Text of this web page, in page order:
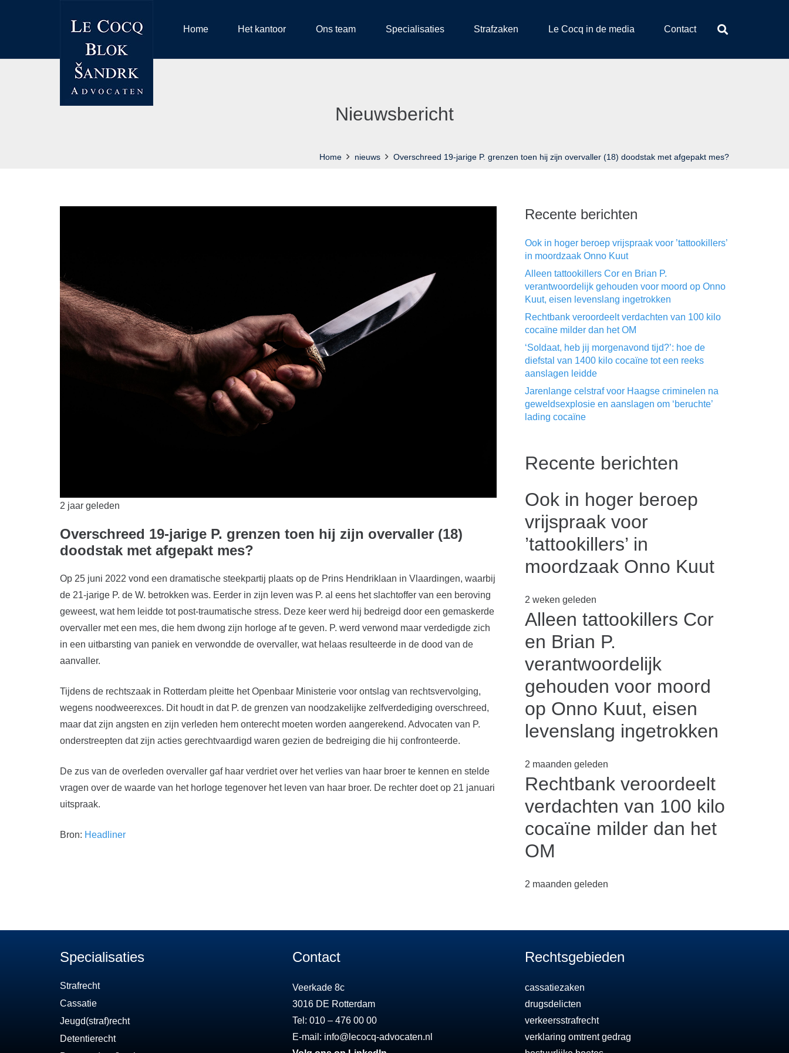
Home Het kantoor Ons team Specialisaties Strafzaken Le Cocq in de media Contact
Nieuwsbericht
Home nieuws Overschreed 19-jarige P. grenzen toen hij zijn overvaller (18) doodstak met afgepakt mes?
2 jaar geleden
Overschreed 19-jarige P. grenzen toen hij zijn overvaller (18)
doodstak met afgepakt mes?
Op 25 juni 2022 vond een dramatische steekpartij plaats op de Prins Hendriklaan in Vlaardingen, waarbij
de 21-jarige P. de W. betrokken was. Eerder in zijn leven was P. al eens het slachtoffer van een beroving
geweest, wat hem leidde tot post-traumatische stress. Deze keer werd hij bedreigd door een gemaskerde
overvaller met een mes, die hem dwong zijn horloge af te geven. P. werd verwond maar verdedigde zich
in een uitbarsting van paniek en verwondde de overvaller, wat helaas resulteerde in de dood van de
aanvaller.
Tijdens de rechtszaak in Rotterdam pleitte het Openbaar Ministerie voor ontslag van rechtsvervolging,
wegens noodweerexces. Dit houdt in dat P. de grenzen van noodzakelijke zelfverdediging overschreed,
maar dat zijn angsten en zijn verleden hem onterecht moeten worden aangerekend. Advocaten van P.
onderstreepten dat zijn acties gerechtvaardigd waren gezien de bedreiging die hij confronteerde.
De zus van de overleden overvaller gaf haar verdriet over het verlies van haar broer te kennen en stelde
vragen over de waarde van het horloge tegenover het leven van haar broer. De rechter doet op 21 januari
uitspraak.
Bron: Headliner
Recente berichten
Ook in hoger beroep vrijspraak voor ’tattookillers’
in moordzaak Onno Kuut
Alleen tattookillers Cor en Brian P.
verantwoordelijk gehouden voor moord op Onno
Kuut, eisen levenslang ingetrokken
Rechtbank veroordeelt verdachten van 100 kilo
cocaïne milder dan het OM
‘Soldaat, heb jij morgenavond tijd?’: hoe de
diefstal van 1400 kilo cocaïne tot een reeks
aanslagen leidde
Jarenlange celstraf voor Haagse criminelen na
geweldsexplosie en aanslagen om ‘beruchte’
lading cocaïne
Recente berichten
Ook in hoger beroep
vrijspraak voor
’tattookillers’ in
moordzaak Onno Kuut
2 weken geleden
Alleen tattookillers Cor
en Brian P.
verantwoordelijk
gehouden voor moord
op Onno Kuut, eisen
levenslang ingetrokken
2 maanden geleden
Rechtbank veroordeelt
verdachten van 100 kilo
cocaïne milder dan het
OM
2 maanden geleden
Specialisaties
Strafrecht
Cassatie
Jeugd(straf)recht
Detentierecht
Contact
Veerkade 8c
3016 DE Rotterdam
Tel: 010 – 476 00 00
E-mail: info@lecocq-advocaten.nl
Rechtsgebieden
cassatiezaken
drugsdelicten
verkeersstrafrecht
verklaring omtrent gedrag